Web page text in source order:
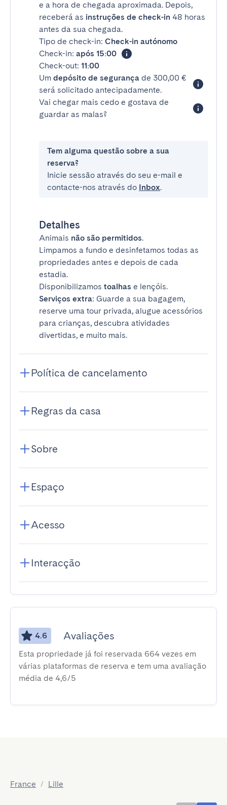
e a hora de chegada aproximada. Depois,
receberá as instruções de check-in 48 horas
antes da sua chegada.
Tipo de check-in: Check-in autónomo
Check-in: após 15:00
Check-out: 11:00
Um depósito de segurança de 300,00 €
será solicitado antecipadamente.
Vai chegar mais cedo e gostava de
guardar as malas?
Tem alguma questão sobre a sua
reserva?
Inicie sessão através do seu e-mail e
contacte-nos através do Inbox.
Detalhes
Animais não são permitidos.
Limpamos a fundo e desinfetamos todas as
propriedades antes e depois de cada
estadia.
Disponibilizamos toalhas e lençóis.
Serviços extra: Guarde a sua bagagem,
reserve uma tour privada, alugue acessórios
para crianças, descubra atividades
divertidas, e muito mais.
Política de cancelamento
Regras da casa
Sobre
Espaço
Acesso
Interacção
4.6 Avaliações
Esta propriedade já foi reservada 664 vezes em
várias plataformas de reserva e tem uma avaliação
média de 4,6/5
France / Lille